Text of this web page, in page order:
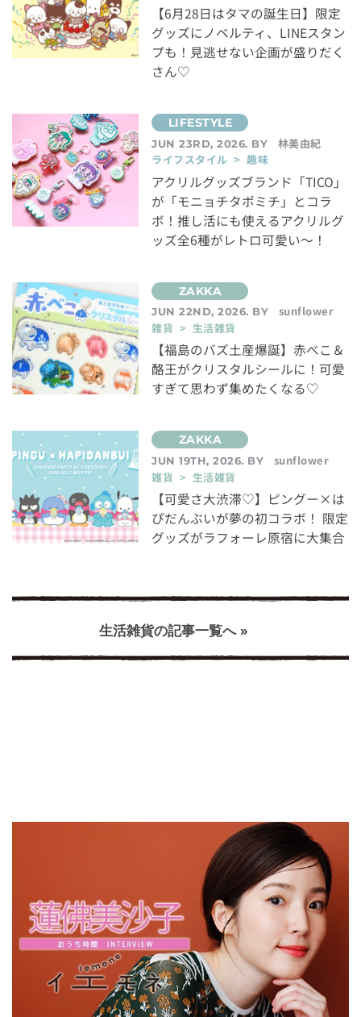
【6月28日はタマの誕生日】限定
グッズにノベルティ、LINEスタン
プも！見逃せない企画が盛りだく
さん♡
JUN 23RD, 2026. BY
林美由紀
ライフスタイル > 趣味
アクリルグッズブランド「TICO」
が「モニョチタポミチ」とコラ
ボ！推し活にも使えるアクリルグ
ッズ全6種がレトロ可愛い～！
JUN 22ND, 2026. BY
sunflower
雑貨 > 生活雑貨
【福島のバズ土産爆誕】赤べこ＆
酪王がクリスタルシールに！可愛
すぎて思わず集めたくなる♡
JUN 19TH, 2026. BY
sunflower
雑貨 > 生活雑貨
【可愛さ大渋滞♡】ピングー×は
ぴだんぶいが夢の初コラボ！ 限定
グッズがラフォーレ原宿に大集合
生活雑貨の記事一覧へ »